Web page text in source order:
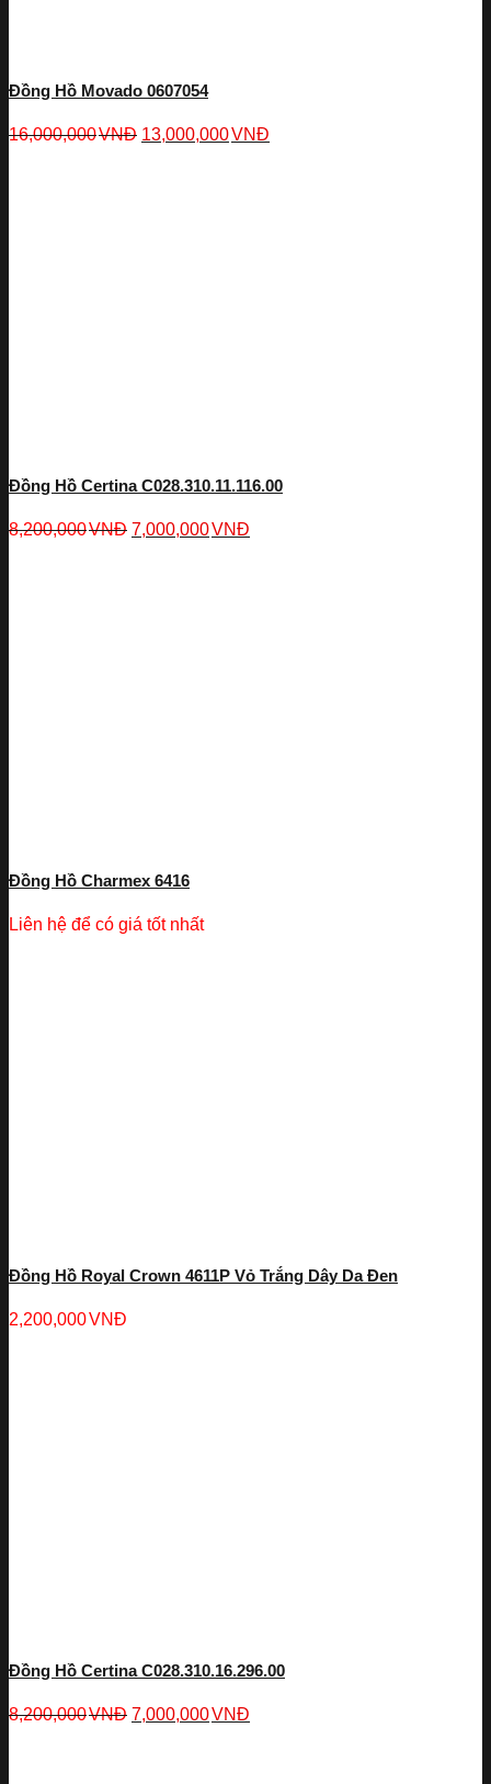
Đồng Hồ Movado 0607054
16,000,000VNĐ 13,000,000VNĐ
Đồng Hồ Certina C028.310.11.116.00
8,200,000VNĐ 7,000,000VNĐ
Đồng Hồ Charmex 6416
Liên hệ để có giá tốt nhất
Đồng Hồ Royal Crown 4611P Vỏ Trắng Dây Da Đen
2,200,000VNĐ
Đồng Hồ Certina C028.310.16.296.00
8,200,000VNĐ 7,000,000VNĐ